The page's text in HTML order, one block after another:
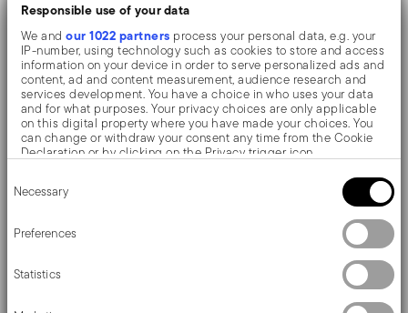
Responsible use of your data
We andour 1022 partners process your personal data, e.g. your
IP-number, using technology such as cookies to store and access
information on your device in order to serve personalized ads and
content, ad and content measurement, audience research and
services development. You have a choice in who uses your data
and for what purposes. Your privacy choices are only applicable
on this digital property where you have made your choices. You
can change or withdraw your consent any time from the Cookie
Declaration or by clicking on the Privacy trigger icon.
Collect information about your geographical location
Identify your device by actively scanning it for specific
characteristics (fingerprinting)
Find out more about how your personal data is processed and set
your preferences in the
We use cookies to personalise content and ads, to provide social
Selection
Necessary
Preferences
Statistics
Praktischer, ovaler Antihaft-Topf mit Deckel. Das
emaillierte Gusseisen ist ein optimaler Wärmeleiter
Designerin Stefania Vasques wirbt für eine
umweltfreundliche Küche und Slow-Food-
Orientierung
Ideal für die Erhaltung der organoleptischen
Eigenschaften von Lebensmitteln, ein Rezeptbuch
Farbe Vanille, seitliche Griffe machen ihn sicher
und praktisch. Abmessungen: 13x10x7,2cm,